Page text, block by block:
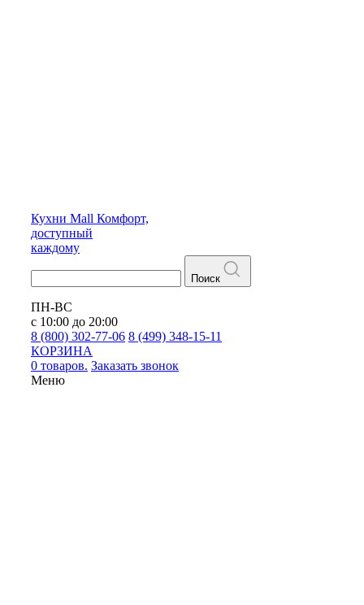
Кухни Mall Комфорт,
доступный
каждому
Поиск
ПН-ВС
с 10:00 до 20:00
8 (800) 302-77-06 8 (499) 348-15-11
КОРЗИНА
0 товаров. Заказать звонок
Меню